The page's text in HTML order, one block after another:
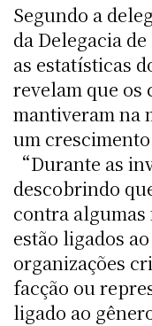
Segundo a
da Delegacia
as estatísticas
revelam que os
mantiveram na
um
“Durante as
descobrindo
contra
estão ligados
organizações
facção ou
ligado ao